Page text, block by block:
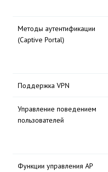
Методы аутентификации
(Captive Portal)
Поддержка VPN
Управление поведением
пользователей
Функции управления AP